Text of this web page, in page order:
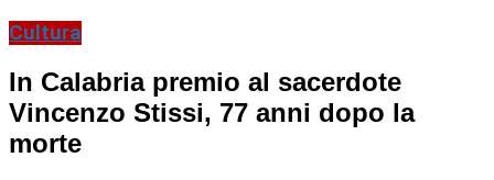
Cultura
In Calabria premio al sacerdote
Vincenzo Stissi, 77 anni dopo la
morte